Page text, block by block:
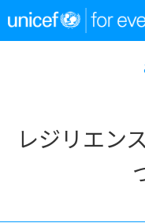
レジリエン